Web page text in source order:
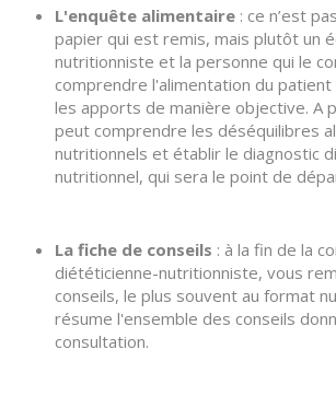
L'enquête alimentaire : ce n’est
papier qui est remis, mais plutôt un
nutritionniste et la personne qui le
comprendre l'alimentation du
les apports de manière objective. A
peut comprendre les déséquilibres
nutritionnels et établir le diagnostic
nutritionnel, qui sera le point de
La fiche de conseils : à la fin de la
diététicienne-nutritionniste, vous
conseils, le plus souvent au format
résume l'ensemble des conseils
consultation.